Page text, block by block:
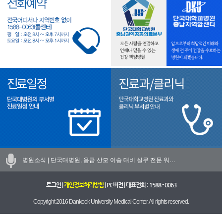
병원소식 | 단국대병원, 응급 산모 이송 대비 실무 전문 워…
로그인| 개인정보처리방침| PC버전| 대표전화 : 1588 - 0063
Copyright 2016 Dankook University Medical Center. All rights reserved.